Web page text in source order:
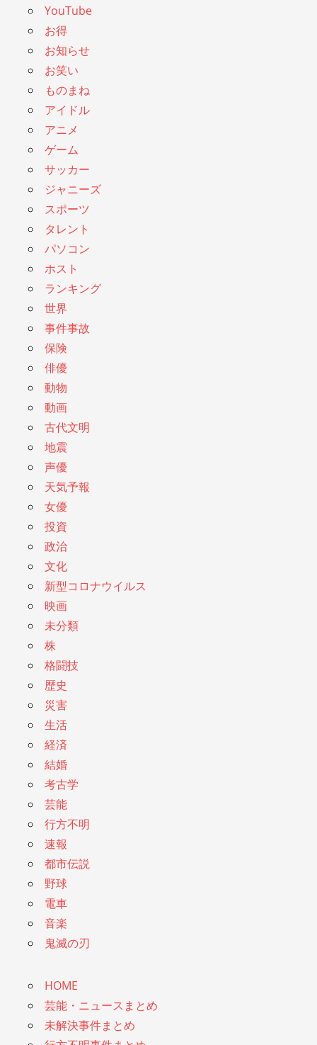
YouTube
お得
お知らせ
お笑い
ものまね
アイドル
アニメ
ゲーム
サッカー
ジャニーズ
スポーツ
タレント
パソコン
ホスト
ランキング
世界
事件事故
保険
俳優
動物
動画
古代文明
地震
声優
天気予報
女優
投資
政治
文化
新型コロナウイルス
映画
未分類
株
格闘技
歴史
災害
生活
経済
結婚
考古学
芸能
行方不明
速報
都市伝説
野球
電車
音楽
鬼滅の刃
HOME
芸能・ニュースまとめ
未解決事件まとめ